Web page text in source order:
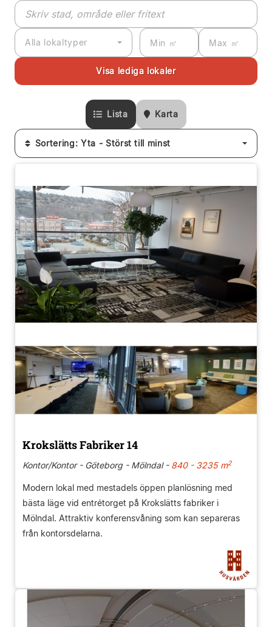
Alla lokaltyper
Lista Karta
Sortering: Yta - Störst till minst
Krokslätts Fabriker 14
Kontor/Kontor - Göteborg - Mölndal -840 - 3235 m2
Modern lokal med mestadels öppen planlösning med
bästa läge vid entrétorget på Krokslätts fabriker i
Mölndal. Attraktiv konferensvåning som kan separeras
från kontorsdelarna.